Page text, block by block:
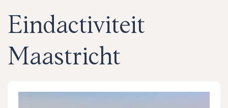
Eindactiviteit
Maastricht